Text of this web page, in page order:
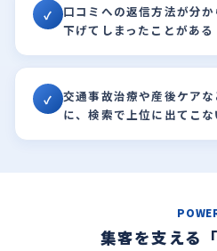
✓
口コミへの返信方法が分
下げてしまったことがある
✓
交通事故治療や産後ケア
に、検索で上位に出てこな
集客を支える